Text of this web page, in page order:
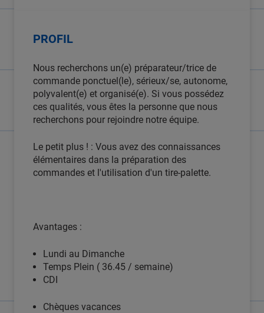
PROFIL
Nous recherchons un(e) préparateur/trice de
commande ponctuel(le), sérieux/se, autonome,
polyvalent(e) et organisé(e). Si vous possédez
ces qualités, vous êtes la personne que nous
recherchons pour rejoindre notre équipe.
Le petit plus ! : Vous avez des connaissances
élémentaires dans la préparation des
commandes et l'utilisation d'un tire-palette.
Avantages :
Lundi au Dimanche
Temps Plein ( 36.45 / semaine)
CDI
Chèques vacances